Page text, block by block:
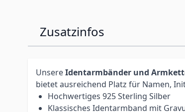
Zusatzinfos
UnsereIdentarmbänder und
bietet ausreichend Platz für Namen,
Hochwertiges 925 Sterling Silber
Klassisches Identarmband mit